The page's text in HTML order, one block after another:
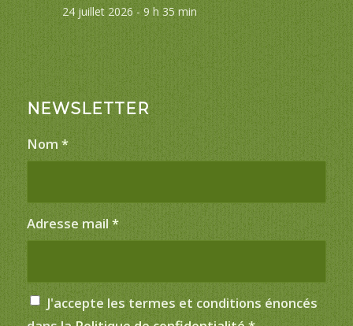
24 juillet 2026 - 9 h 35 min
NEWSLETTER
Nom *
Adresse mail *
J'accepte les termes et conditions énoncés